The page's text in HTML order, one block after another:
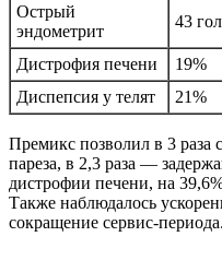
Острый
эндометрит
43
Дистрофия печени 19%
Диспепсия у телят
21%
Премикс позволил в 3 раза
пареза, в 2,3 раза —
дистрофии печени, на
Также наблюдалось
сокращение сервис-периода.